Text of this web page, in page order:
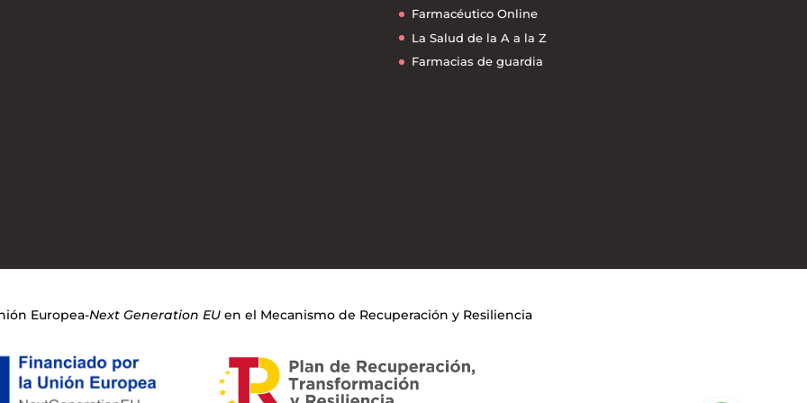
Farmacéutico Online
La Salud de la A a la Z
Farmacias de guardia
Europea-Next Generation EU en el Mecanismo de Recuperación y Resiliencia